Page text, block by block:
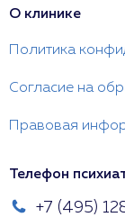
О клинике
Политика
Согласие на
Правовая
Телефон
+7 (495)